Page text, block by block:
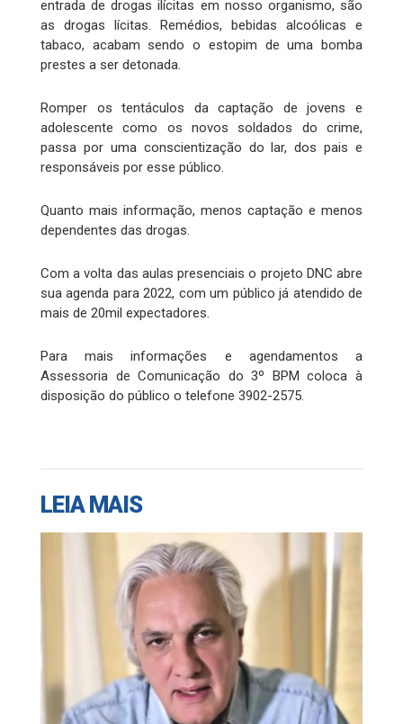
entrada de drogas ilícitas em nosso organismo, são
as drogas lícitas. Remédios, bebidas alcoólicas e
tabaco, acabam sendo o estopim de uma bomba
prestes a ser detonada.
Romper os tentáculos da captação de jovens e
adolescente como os novos soldados do crime,
passa por uma conscientização do lar, dos pais e
responsáveis por esse público.
Quanto mais informação, menos captação e menos
dependentes das drogas.
Com a volta das aulas presenciais o projeto DNC abre
sua agenda para 2022, com um público já atendido de
mais de 20mil expectadores.
Para mais informações e agendamentos a
Assessoria de Comunicação do 3º BPM coloca à
disposição do público o telefone 3902-2575.
LEIA MAIS